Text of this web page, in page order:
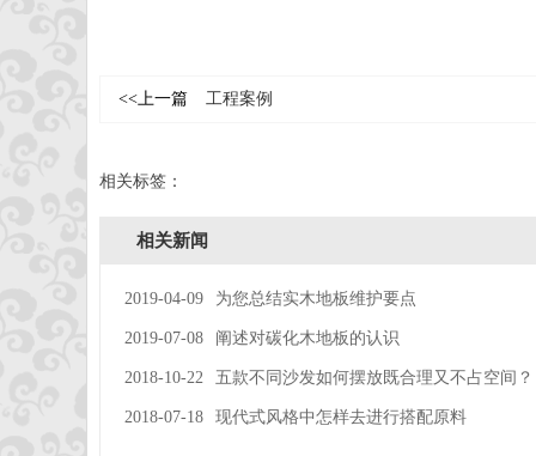
<<上一篇 工程案例
相关标签：
相关新闻
2019-04-09 为您总结实木地板维护要点
2019-07-08 阐述对碳化木地板的认识
2018-10-22 五款不同沙发如何摆放既合理又不占空间？
2018-07-18 现代式风格中怎样去进行搭配原料